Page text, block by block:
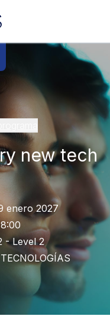
new tech
enero 2027
- Level 2